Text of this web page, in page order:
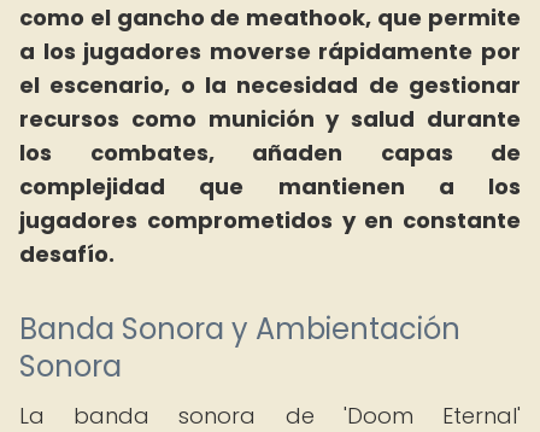
como el gancho de meathook, que permite
a los jugadores moverse rápidamente por
el escenario, o la necesidad de gestionar
recursos como munición y salud durante
los combates, añaden capas de
complejidad que mantienen a los
jugadores comprometidos y en constante
desafío.
Banda Sonora y Ambientación
Sonora
La banda sonora de 'Doom Eternal'